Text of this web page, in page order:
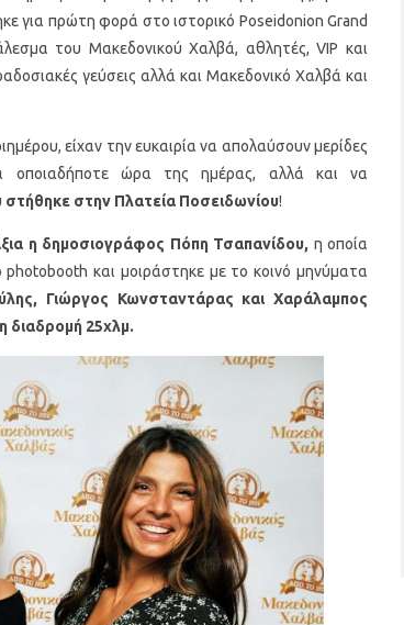
για πρώτη φορά στο ιστορικό Poseidonion Grand
του Μακεδονικού Χαλβά, αθλητές, VIP και
γεύσεις αλλά και Μακεδονικό Χαλβά και
είχαν την ευκαιρία να απολαύσουν μερίδες
οποιαδήποτε ώρα της ημέρας, αλλά και να
στήθηκε στην Πλατεία Ποσειδωνίου!
η δημοσιογράφος Πόπη Τσαπανίδου, η οποία
και μοιράστηκε με το κοινό μηνύματα
Γιώργος Κωνσταντάρας και Χαράλαμπος
διαδρομή 25χλμ.
βελουτέ
5 γρήγορα και υγιεινά σνακ